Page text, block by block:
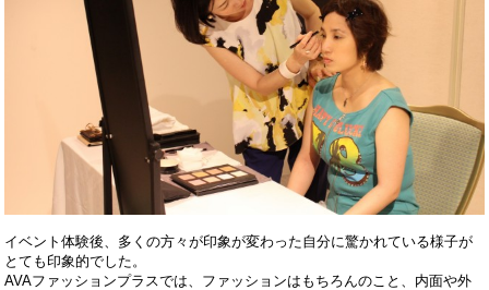
イベント体験後、多くの方々が印象が変わった自分に驚かれている様子が
とても印象的でした。
AVAファッションプラスでは、ファッションはもちろんのこと、内面や外